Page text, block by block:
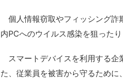
個人情報窃取やフィッシング詐
内PCへのウイルス感染を狙った
スマートデバイスを利用する企
た、従業員を被害から守るために